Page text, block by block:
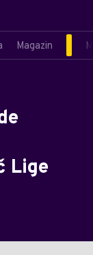
Magazin
Lige